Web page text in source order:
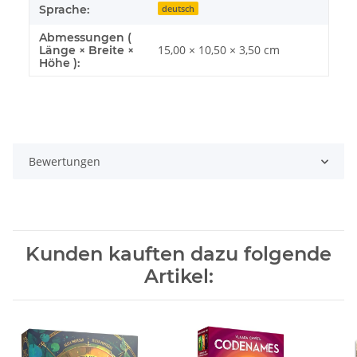
Sprache: deutsch
Abmessungen (
Länge × Breite ×
Höhe ):
15,00 × 10,50 × 3,50 cm
Bewertungen
Kunden kauften dazu folgende
Artikel: